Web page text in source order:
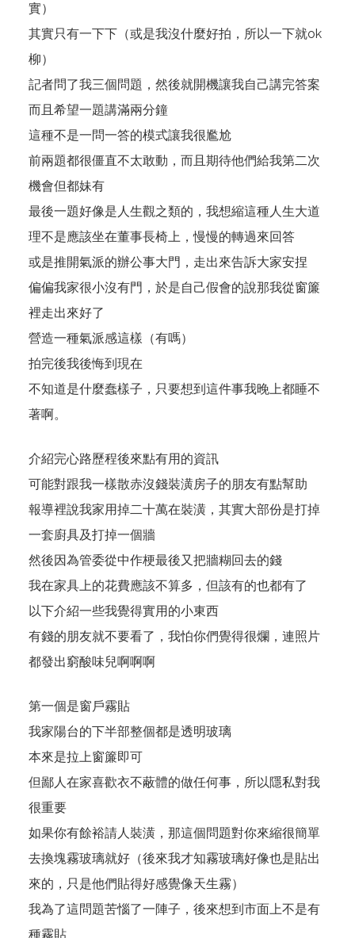
實）
其實只有一下下（或是我沒什麼好拍，所以一下就ok
柳）
記者問了我三個問題，然後就開機讓我自己講完答案
而且希望一題講滿兩分鐘
這種不是一問一答的模式讓我很尷尬
前兩題都很僵直不太敢動，而且期待他們給我第二次
機會但都妹有
最後一題好像是人生觀之類的，我想縮這種人生大道
理不是應該坐在董事長椅上，慢慢的轉過來回答
或是推開氣派的辦公事大門，走出來告訴大家安捏
偏偏我家很小沒有門，於是自己假會的說那我從窗簾
裡走出來好了
營造一種氣派感這樣（有嗎）
拍完後我後悔到現在
不知道是什麼蠢樣子，只要想到這件事我晚上都睡不
著啊。
介紹完心路歷程後來點有用的資訊
可能對跟我一樣散赤沒錢裝潢房子的朋友有點幫助
報導裡說我家用掉二十萬在裝潢，其實大部份是打掉
一套廚具及打掉一個牆
然後因為管委從中作梗最後又把牆糊回去的錢
我在家具上的花費應該不算多，但該有的也都有了
以下介紹一些我覺得實用的小東西
有錢的朋友就不要看了，我怕你們覺得很爛，連照片
都發出窮酸味兒啊啊啊
第一個是窗戶霧貼
我家陽台的下半部整個都是透明玻璃
本來是拉上窗簾即可
但鄙人在家喜歡衣不蔽體的做任何事，所以隱私對我
很重要
如果你有餘裕請人裝潢，那這個問題對你來縮很簡單
去換塊霧玻璃就好（後來我才知霧玻璃好像也是貼出
來的，只是他們貼得好感覺像天生霧）
我為了這問題苦惱了一陣子，後來想到市面上不是有
種霧貼